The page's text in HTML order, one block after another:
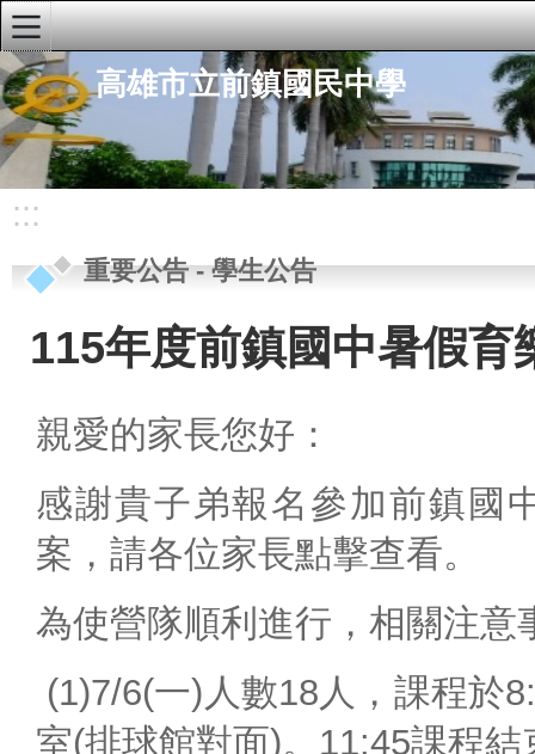
高雄市立前鎮國民中學
:::
學校首頁
學校簡介
重要公告
研習公告
學生公告
榮譽榜
人事公告
快速連結
學校行事曆
預約系統
報修系統
教學載具認證管理
:::
重要公告-學生公告
115年度前鎮國中暑假育
親愛的家長您好：
感謝貴子弟報名參加前鎮國
案，請各位家長點擊查看。
為使營隊順利進行，相關注意
(1)7/6(一)人數18人，課程於
室(排球館對面)。11:45課程結